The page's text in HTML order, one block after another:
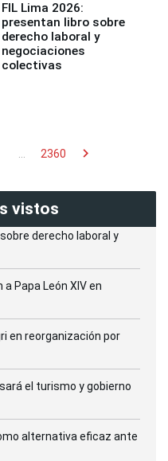
FIL Lima 2026:
presentan libro sobre
derecho laboral y
negociaciones
colectivas
... 2360 chevron_right
vistos
derecho laboral y
Papa León XIV en
en reorganización por
el turismo y gobierno
alternativa eficaz ante